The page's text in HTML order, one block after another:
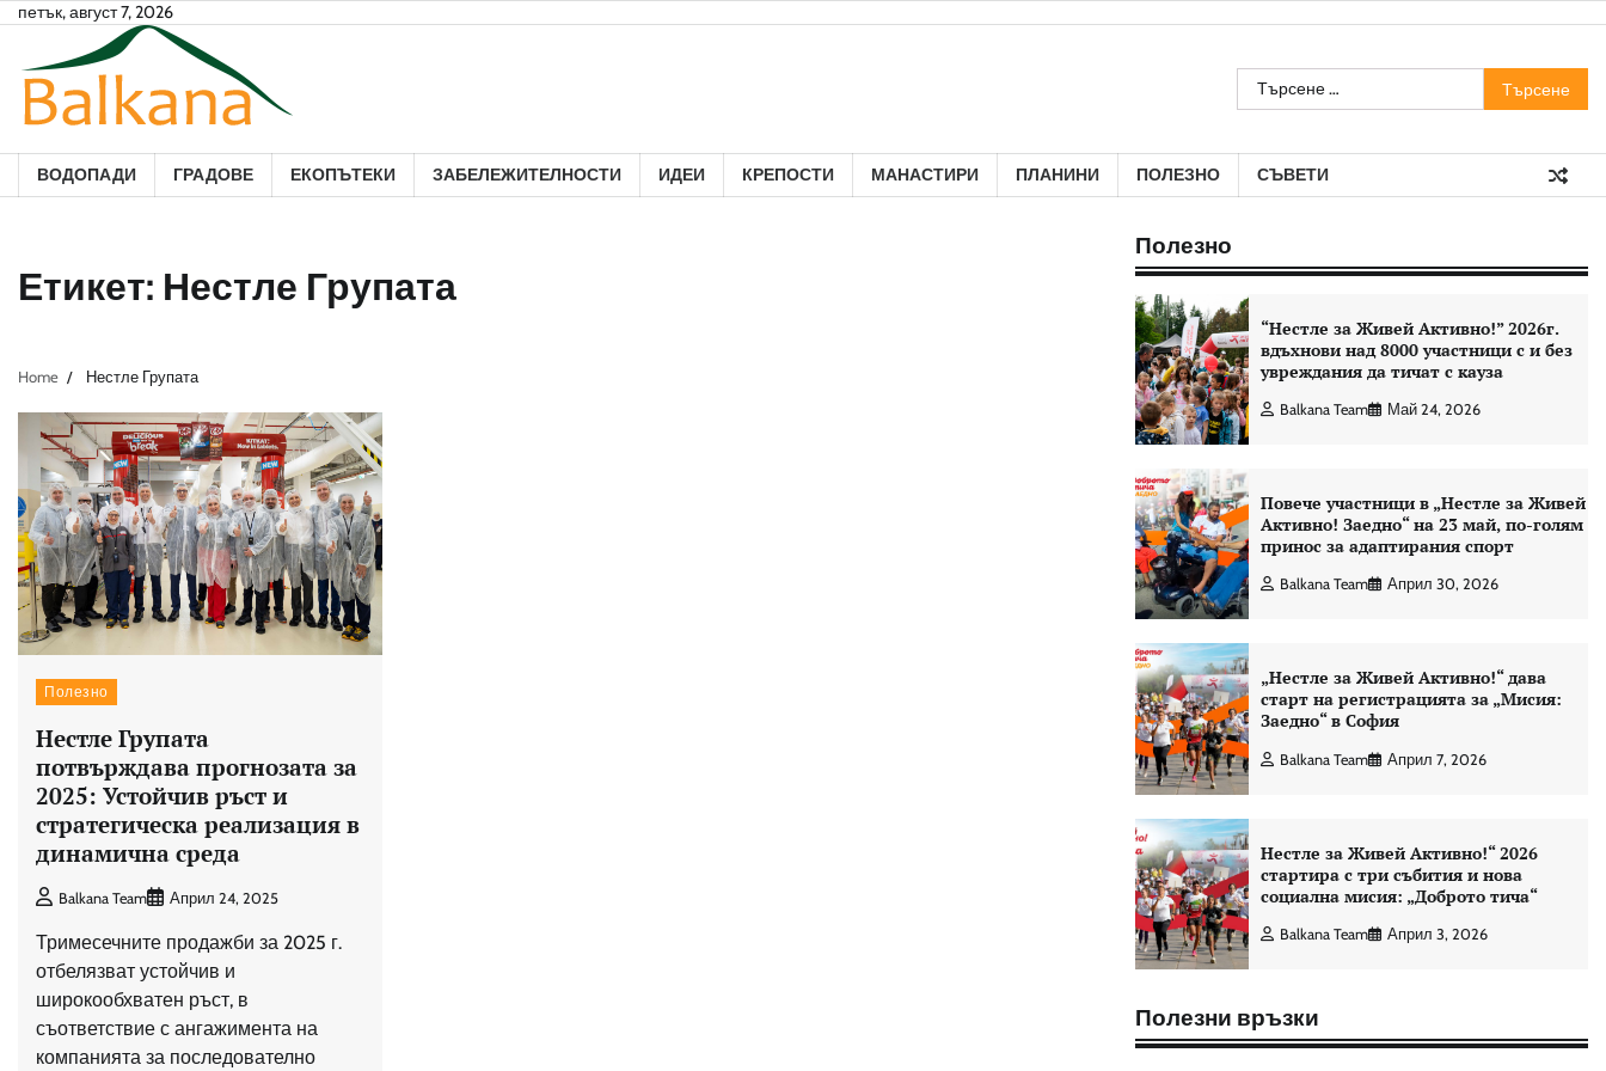
Skip
content
петък, август 7, 2026
Търсене
за:
ВОДОПАДИ ГРАДОВЕ ЕКОПЪТЕКИ ЗАБЕЛЕЖИТЕЛНОСТИ ИДЕИ КРЕПОСТИ МАНАСТИРИ ПЛАНИНИ ПОЛЕЗНО СЪВЕТИ
Етикет: Нестле Групата
Home Нестле Групата
Полезно
Нестле Групата
потвърждава прогнозата за
2025: Устойчив ръст и
стратегическа реализация в
динамична среда
Balkana Team Април 24, 2025
Тримесечните продажби за 2025 г.
отбелязват устойчив и
широкообхватен ръст, в
съответствие с ангажимента на
компанията за последователно
Полезно
“Нестле за Живей Aктивно!” 2026г.
вдъхнови над 8000 участници с и без
увреждания да тичат с кауза
Balkana Team Май 24, 2026
Повече участници в „Нестле за Живей
Активно! Заедно“ на 23 май, по-голям
принос за адаптирания спорт
Balkana Team Април 30, 2026
„Нестле за Живей Активно!“ дава
старт на регистрацията за „Мисия:
Заедно“ в София
Balkana Team Април 7, 2026
Нестле за Живей Активно!“ 2026
стартира с три събития и нова
социална мисия: „Доброто тича“
Balkana Team Април 3, 2026
Полезни връзки